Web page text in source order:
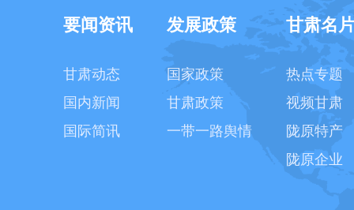
要闻资讯
甘肃动态
国内新闻
国际简讯
发展政策
国家政策
甘肃政策
一带一路舆情
甘肃名
热点专题
视频甘肃
陇原特产
陇原企业